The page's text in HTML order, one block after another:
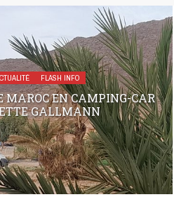
FLASH INFO
MAROC EN CAMPING-CAR
GALLMANN